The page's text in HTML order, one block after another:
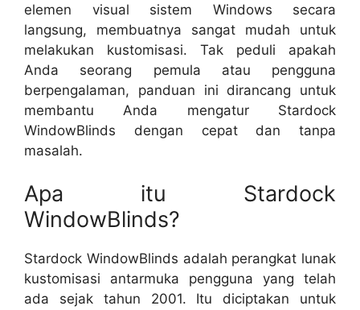
elemen visual sistem Windows secara
langsung, membuatnya sangat mudah untuk
melakukan kustomisasi. Tak peduli apakah
Anda seorang pemula atau pengguna
berpengalaman, panduan ini dirancang untuk
membantu Anda mengatur Stardock
WindowBlinds dengan cepat dan tanpa
masalah.
Apa itu Stardock
WindowBlinds?
Stardock WindowBlinds adalah perangkat lunak
kustomisasi antarmuka pengguna yang telah
ada sejak tahun 2001. Itu diciptakan untuk